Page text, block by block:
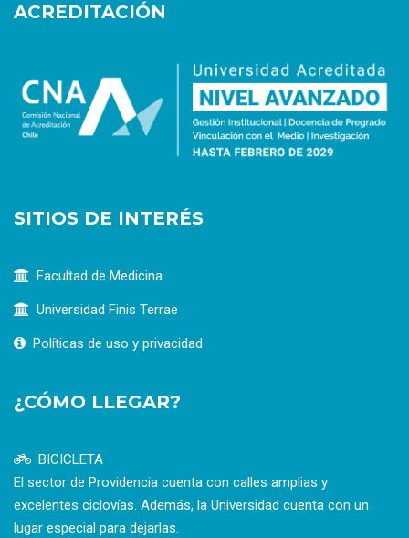
ACREDITACIÓN
SITIOS DE INTERÉS
Facultad de Medicina
Universidad Finis Terrae
Políticas de uso y privacidad
¿CÓMO LLEGAR?
BICICLETA
El sector de Providencia cuenta con calles amplias y
excelentes ciclovías. Además, la Universidad cuenta con un
lugar especial para dejarlas.